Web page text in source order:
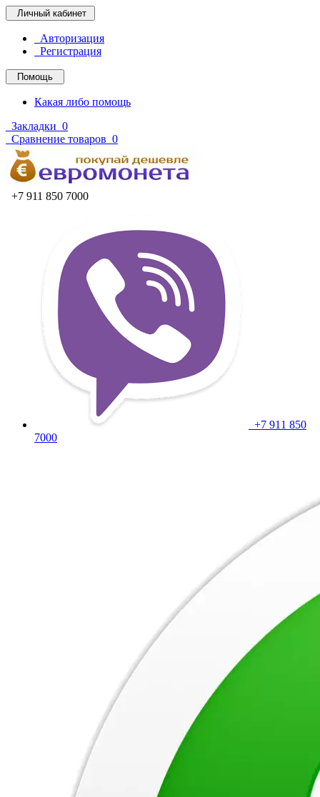
Личный кабинет
Авторизация
Регистрация
Помощь
Какая либо помощь
Закладки 0
Сравнение товаров 0
+7 911 850 7000
+7 911 850
7000